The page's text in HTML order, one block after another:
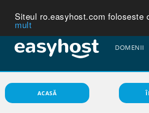
Siteul ro.easyhost.com
mult
DOMENII
ACASĂ